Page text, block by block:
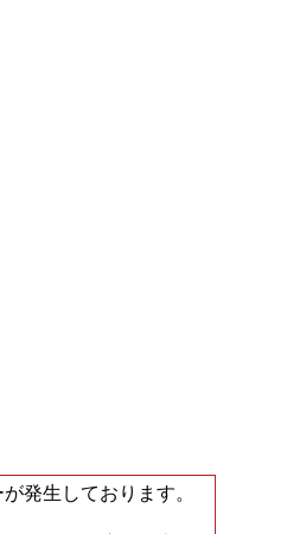
発生しております。